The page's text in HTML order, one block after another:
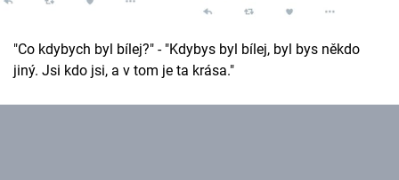
"Co kdybych byl bílej?" - "Kdybys byl bílej, byl bys někdo
jiný. Jsi kdo jsi, a v tom je ta krása."